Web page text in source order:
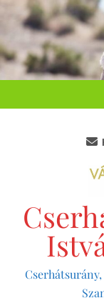
Ugrás
tartalomra